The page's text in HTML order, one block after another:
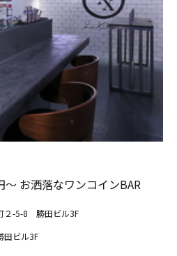
お洒落なワンコインBAR
２-5-8 勝田ビル3F
田ビル3F